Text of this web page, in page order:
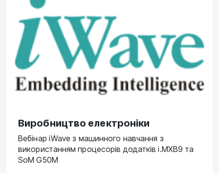
Виробництво електроніки
Вебінар iWave з машинного навчання з
використанням процесорів додатків i.MXВ9 та
SoM G50M